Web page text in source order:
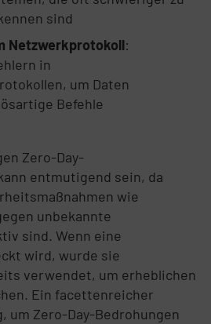
sind
Netzwerkprotokoll:
in
um Daten
Befehle
Zero-Day-
entmutigend sein, da
wie
unbekannte
sind. Wenn eine
wird, wurde sie
verwendet, um erheblichen
Ein facettenreicher
um Zero-Day-Bedrohungen